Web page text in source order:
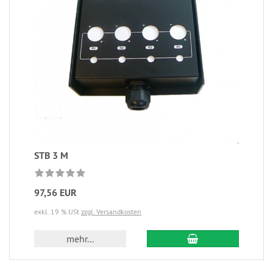
STB 3 M
97,56 EUR
exkl. 19 % USt zzgl. Versandkosten
mehr...